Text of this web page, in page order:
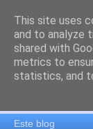
es por
El blog de
movilidad,
educación,
This site uses
and to analyze
shared with
metrics to
statistics, and